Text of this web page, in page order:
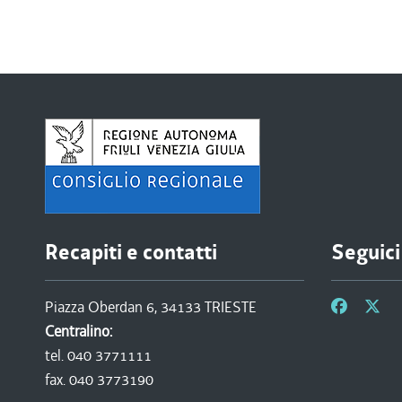
Recapiti e contatti
Piazza Oberdan 6, 34133 TRIESTE
Centralino:
tel. 040 3771111
fax. 040 3773190